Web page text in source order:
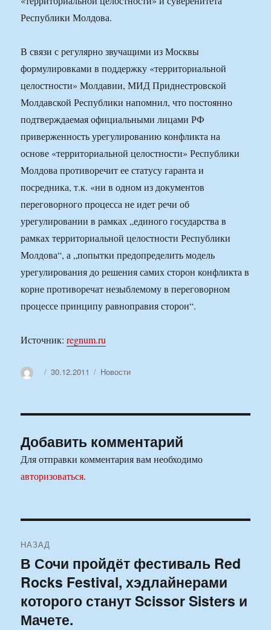
Республики Молдова.
В связи с регулярно звучащими из Москвы
формулировками в поддержку «территориальной
целостности» Молдавии, МИД Приднестровской
Молдавской Республики напомнил, что постоянно
подтверждаемая официальными лицами РФ
приверженность урегулированию конфликта на
основе «территориальной целостности» Республики
Молдова противоречит ее статусу гаранта и
посредника, т.к. «ни в одном из документов
переговорного процесса не идет речи об
урегулировании в рамках „единого государства в
рамках территориальной целостности Республики
Молдова“, а „попытки предопределить модель
урегулирования до решения самих сторон конфликта в
корне противоречат незыблемому в переговорном
процессе принципу равноправия сторон“.
Источник:regnum.ru
АвторОпубликовано
30.12.2011 Рубрики
Новости
Добавить комментарий
Для отправки комментария вам необходимо
авторизоваться.
по
записям
НАЗАД
Предыдущая
запись:
В Сочи пройдёт фестиваль Red
Rocks Festival, хэдлайнерами
которого станут Scissor Sisters и
Мачете.